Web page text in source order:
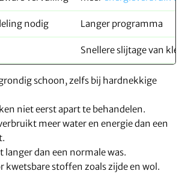
nodig Langer programma
Snellere slijtage van
schoon, zelfs bij hardnekkige
niet eerst apart te behandelen.
meer water en energie dan een
langer dan een normale was.
kwetsbare stoffen zoals zijde en wol.